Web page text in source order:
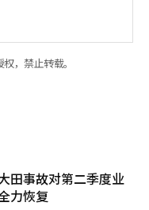
，禁止转载。
田事故对第二季度业
力恢复